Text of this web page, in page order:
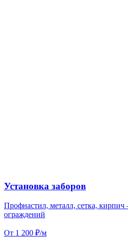
Установка заборов
Профнастил, металл, сетка,
ограждений
От 1 200 ₽/м